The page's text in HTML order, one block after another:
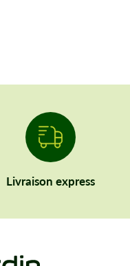
Livraison express